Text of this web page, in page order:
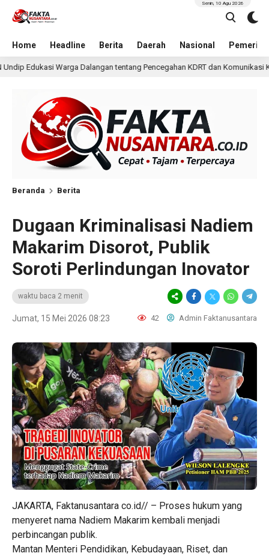
Home Headline Berita Daerah Nasional
Senin, 10 Agu 2026
tentang Pencegahan KDRT dan Komunikasi Keluarga 2 hari lalu
Beranda Berita
Dugaan Kriminalisasi Nadiem
Makarim Disorot, Publik
Soroti Perlindungan Inovator
waktu baca 2 menit
Jumat, 15 Mei 2026 08:23 42 Admin Faktanusantara
JAKARTA, Faktanusantara co.id// – Proses hukum yang
menyeret nama Nadiem Makarim kembali menjadi
perbincangan publik.
Mantan Menteri Pendidikan, Kebudayaan, Riset, dan